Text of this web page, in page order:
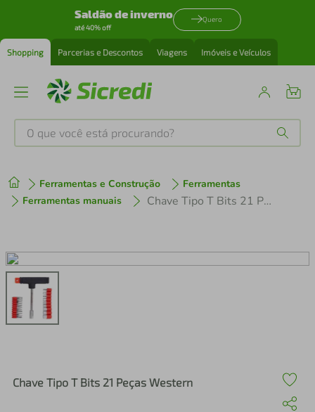
Saldão de inverno
até 40% off
Quero
Shopping Parcerias e Descontos Viagens Imóveis e Veículos
O que você está procurando?
Ferramentas e Construção
Ferramentas
Ferramentas manuais
Chave Tipo T Bits 21 Peças Western
Chave Tipo T Bits 21 Peças Western
1º tenis
3º
º